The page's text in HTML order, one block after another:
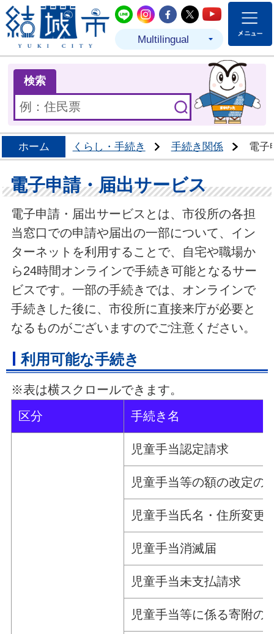
結城市公式LINE
結城市公式Instagram
結城市公式
結城市公式
結城市
Multilingual
検索
ホーム くらし・手続き 手続き関係 電子
電子申請・届出サービス
電子申請・届出サービスとは、市役所の各担
当窓口での申請や届出の一部について、イン
ターネットを利用することで、自宅や職場か
ら24時間オンラインで手続き可能となるサー
ビスです。一部の手続きでは、オンラインで
手続きした後に、市役所に直接来庁が必要と
なるものがございますのでご注意ください。
利用可能な手続き
※表は横スクロールできます。
区分
手続き名
児童手当認定請求
児童手当等の額の改定の
児童手当氏名・住所変更
児童手当消滅届
児童手当未支払請求
児童手当等に係る寄附の